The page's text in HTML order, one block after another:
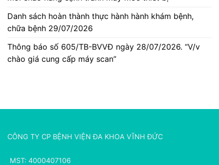
Danh sách hoàn thành thực hành hành khám bệnh,
chữa bệnh 29/07/2026
Thông báo số 605/TB-BVVĐ ngày 28/07/2026. “V/v
chào giá cung cấp máy scan”
CÔNG TY CP BỆNH VIỆN ĐA KHOA VĨNH ĐỨC
MST: 4000407106